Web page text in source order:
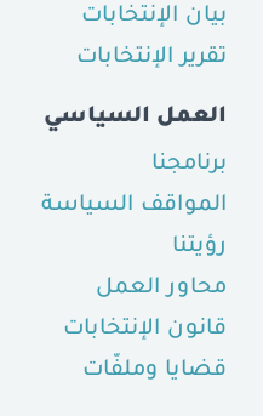
بيان الإنتخابات
تقرير الإنتخابات
العمل السياسي
برنامجنا
المواقف السياسة
رؤيتنا
محاور العمل
قانون الإنتخابات
قضايا وملفّات